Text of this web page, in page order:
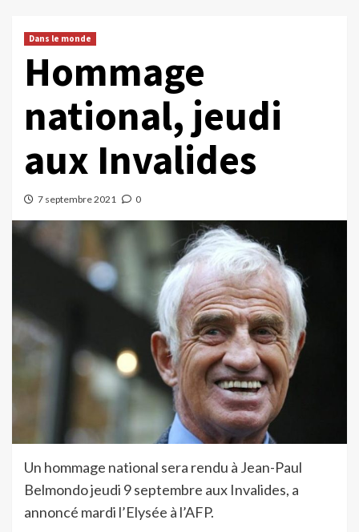
Dans le monde
Hommage
national, jeudi
aux Invalides
7 septembre 2021 0
Un hommage national sera rendu à Jean-Paul
Belmondo jeudi 9 septembre aux Invalides, a
annoncé mardi l’Elysée à l’AFP.